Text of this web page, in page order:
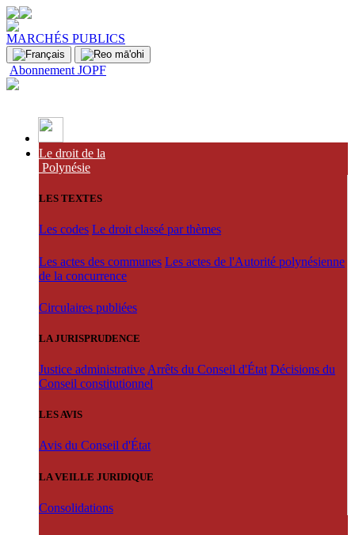
MARCHÉS PUBLICS
Abonnement JOPF
Le droit de la
Polynésie
LES TEXTES
Les codes Le droit classé par thèmes
Les actes des communes Les actes de l'Autorité polynésienne
de la concurrence
Circulaires publiées
LA JURISPRUDENCE
Justice administrative Arrêts du Conseil d'État Décisions du
Conseil constitutionnel
LES AVIS
Avis du Conseil d'État
LA VEILLE JURIDIQUE
Consolidations